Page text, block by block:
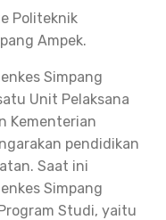
Politeknik
Ampek.
Simpang
Unit Pelaksana
Kementerian
pendidikan
Saat ini
Simpang
Studi, yaitu